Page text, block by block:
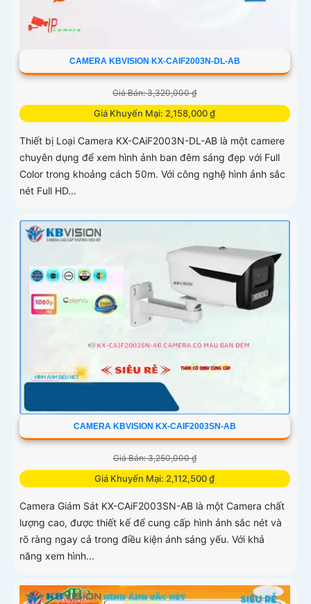
CAMERA KBVISION KX-CAIF2003N-DL-AB
Giá Bán: 3,320,000 ₫
Giá Khuyến Mại: 2,158,000 ₫
Thiết bị Loại Camera KX-CAiF2003N-DL-AB là một camere
chuyên dụng để xem hình ảnh ban đêm sáng đẹp với Full
Color trong khoảng cách 50m. Với công nghệ hình ảnh sắc
nét Full HD...
CAMERA KBVISION KX-CAIF2003SN-AB
Giá Bán: 3,250,000 ₫
Giá Khuyến Mại: 2,112,500 ₫
Camera Giám Sát KX-CAiF2003SN-AB là một Camera chất
lượng cao, được thiết kế để cung cấp hình ảnh sắc nét và
rõ ràng ngay cả trong điều kiện ánh sáng yếu. Với khả
năng xem hình...